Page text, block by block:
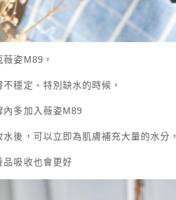
姿M89，
穩定、特別缺水的時候，
內多加入薇姿M89
後，可以立即為肌膚補充大量的水分，
品吸收也會更好